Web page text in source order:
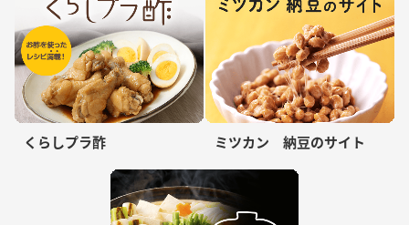
くらしプラ酢 ミツカン 納豆のサイト